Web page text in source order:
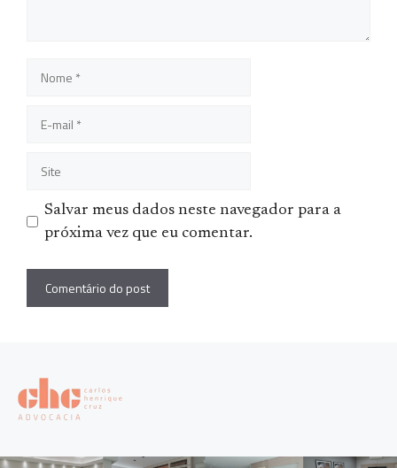
mail
Salvar meus dados neste navegador para a
próxima vez que eu comentar.